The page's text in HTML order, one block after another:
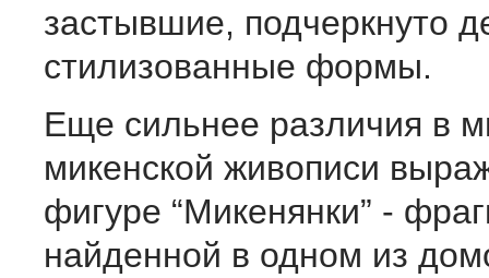
застывшие, подчеркнуто
стилизованные формы.
Еще сильнее различия в
микенской живописи
фигуре “Микенянки” -
найденной в одном из